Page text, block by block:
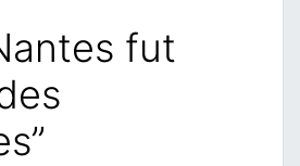
fut